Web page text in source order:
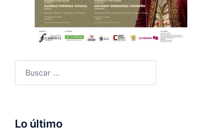
Lo último